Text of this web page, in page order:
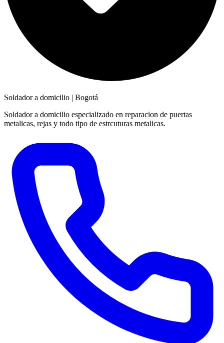
Soldador a domicilio | Bogotá
Soldador a domicilio especializado en reparacion de puertas
metalicas, rejas y todo tipo de estrcuturas metalicas.